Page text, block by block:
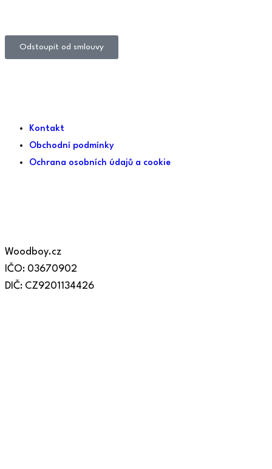
Odstoupit od smlouvy
Kontakt
Obchodní podmínky
Ochrana osobních údajů a cookie
Woodboy.cz
IČO: 03670902
DIČ: CZ9201134426